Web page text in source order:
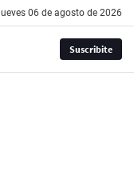
jueves 06 de agosto de 2026
Suscribite